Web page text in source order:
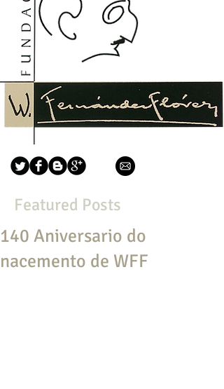
Featured Posts
140 Aniversario do
nacemento de WFF